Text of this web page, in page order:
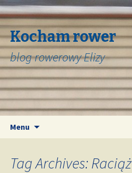
Kocham rower
blog rowerowy Elizy
Menu
Tag Archives: Raciąż